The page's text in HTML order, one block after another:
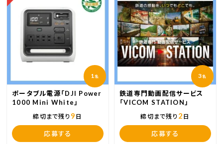
1名
ポータブル電源「DJI Power
1000 Mini White」
締切まで残り 9 日
応募する
3名
鉄道専門動画配信サービス
「VICOM STATION」
締切まで残り 2 日
応募する